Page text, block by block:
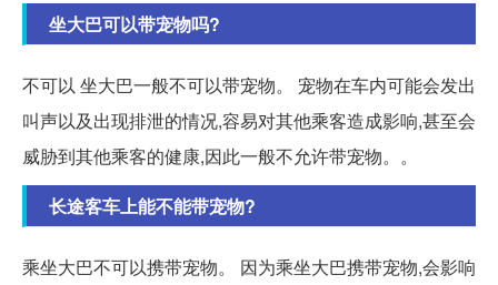
坐大巴可以带宠物吗?
不可以 坐大巴一般不可以带宠物。 宠物在车内可能会发出
叫声以及出现排泄的情况,容易对其他乘客造成影响,甚至会
威胁到其他乘客的健康,因此一般不允许带宠物。。
长途客车上能不能带宠物?
乘坐大巴不可以携带宠物。 因为乘坐大巴携带宠物,会影响